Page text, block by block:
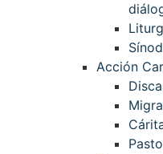
Acción